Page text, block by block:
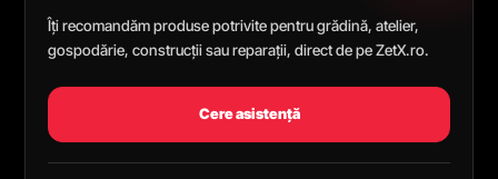
Îți recomandăm produse potrivite pentru grădină, atelier,
gospodărie, construcții sau reparații, direct de pe ZetX.ro.
Cere asistență